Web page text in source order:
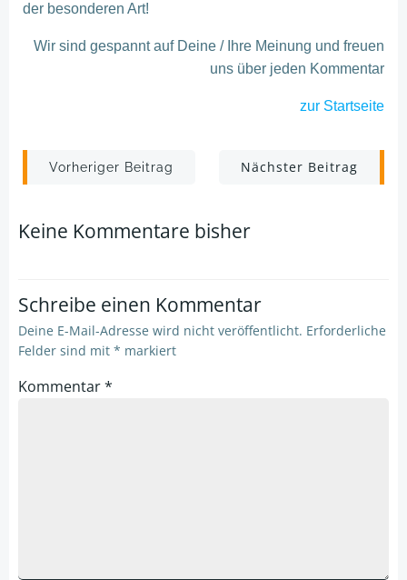
der besonderen Art!
Wir sind gespannt auf Deine / Ihre Meinung und freuen
uns über jeden Kommentar
zur Startseite
Post
navigation
Vorheriger Beitrag
Post
navigation
Nächster Beitrag
Keine Kommentare bisher
Schreibe einen Kommentar
Deine E-Mail-Adresse wird nicht veröffentlicht. Erforderliche
Felder sind mit * markiert
Kommentar*